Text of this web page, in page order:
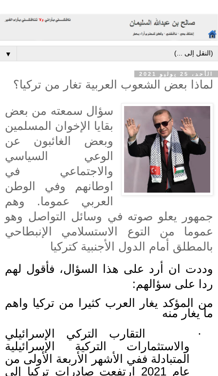
▼
الأحد، 25 يوليو 2021
لماذا بعض الشعوب العربية تغار من تركيا؟
سؤال سمعته من بعض
بقايا الإخوان المسلمين
وبعض الغائبون عن
الوعي السياسي
والاجتماعي في
اوطانهم وفي الوطن
العربي عموما. وهم
جمهور يعلو صوته في وسائل التواصل وهو
عموما من التوع الاستسلامي الإنبطاحي
بالمطلق أمام الدول الأجنبية كتركيا
وددت ان أرد على هذا السؤال، فأقول لهم
ردا على سؤالهم:
من المؤكد يغار العرب كثيرا من تركيا واهم
ما يغار منه
·
التقارب التركي الإسرائيلي
والاستثمارات التركية الإسرائيلية
المتبادلة ففي الأشهر الأربعة الأولى من
عام 2021 ارتفعت صادرات تركيا إلى